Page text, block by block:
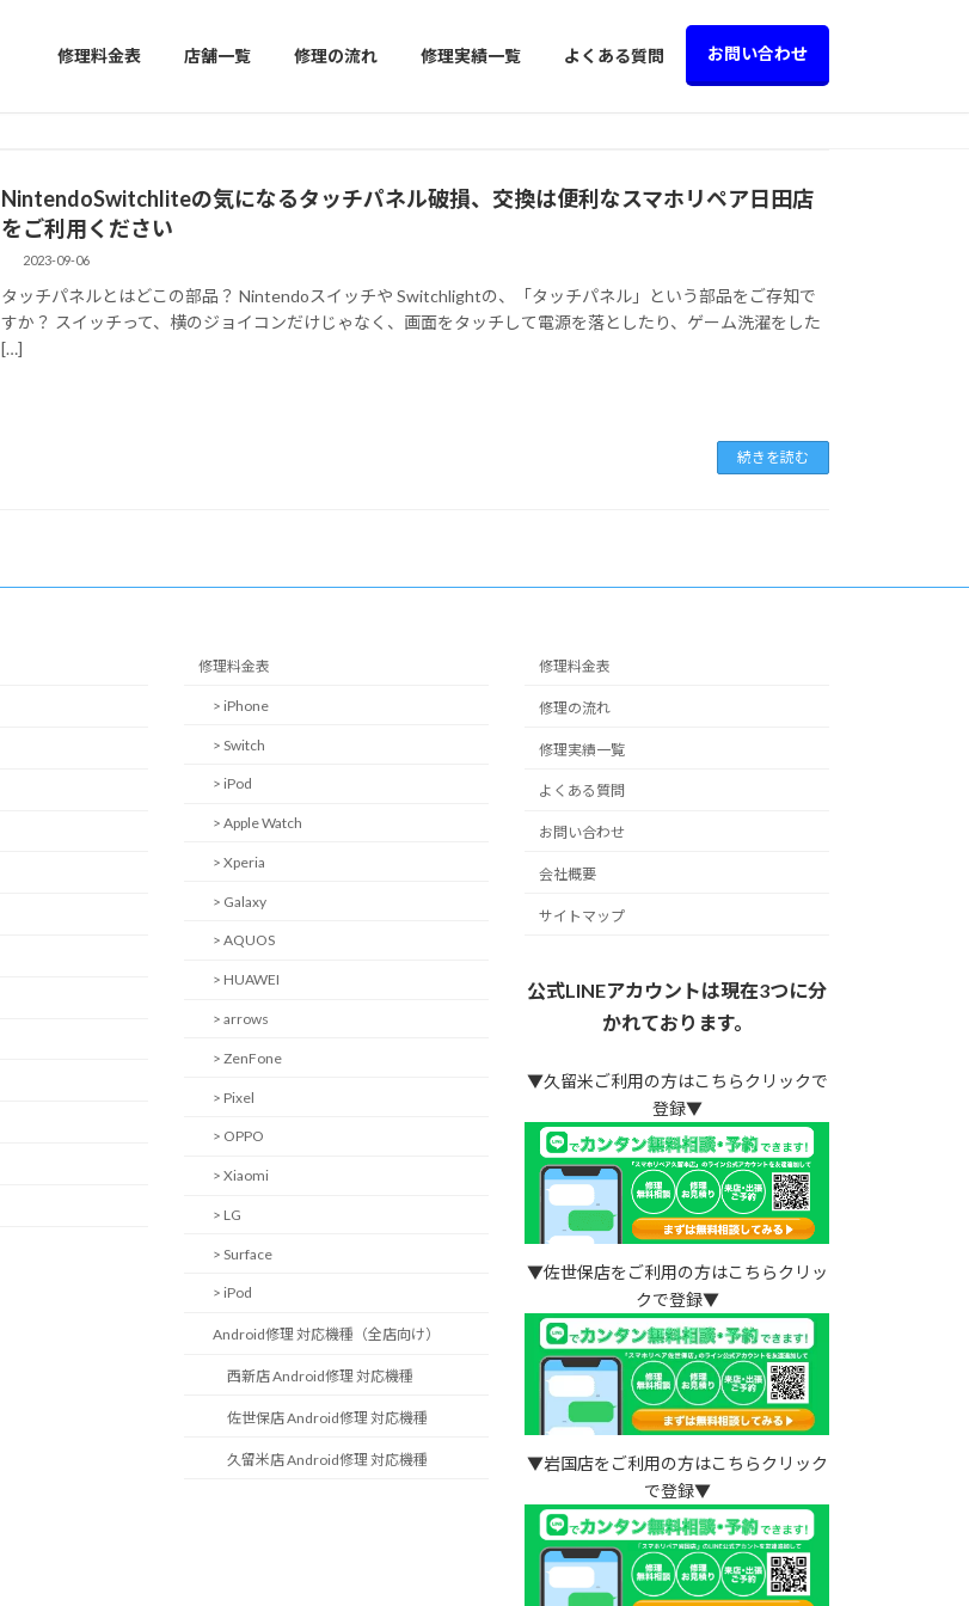
修理料金表 店舗一覧 修理の流れ 修理実績一覧 よくある質問 お問い合わせ
NintendoSwitchliteの気になるタッチパネル破損、交換は便利なスマホリペア日田店
をご利用ください
2023-09-06
タッチパネルとはどこの部品？ Nintendoスイッチや Switchlightの、「タッチパネル」という部品をご存知で
すか？ スイッチって、横のジョイコンだけじゃなく、画面をタッチして電源を落としたり、ゲーム洗濯をした
[…]
続きを読む
修理料金表
> iPhone
> Switch
> iPod
> Apple Watch
> Xperia
> Galaxy
> AQUOS
> HUAWEI
> arrows
> ZenFone
> Pixel
> OPPO
> Xiaomi
> LG
> Surface
> iPod
Android修理 対応機種（全店向け）
西新店 Android修理 対応機種
佐世保店 Android修理 対応機種
久留米店 Android修理 対応機種
修理料金表
修理の流れ
修理実績一覧
よくある質問
お問い合わせ
会社概要
サイトマップ
公式LINEアカウントは現在3つに分
かれております。
▼久留米ご利用の方はこちらクリックで
登録▼
▼佐世保店をご利用の方はこちらクリッ
クで登録▼
▼岩国店をご利用の方はこちらクリック
で登録▼